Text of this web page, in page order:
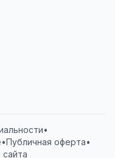
•
•Публичная оферта•
сайта